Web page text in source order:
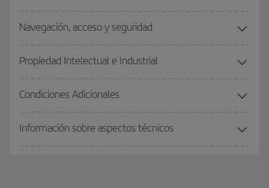
Navegación, acceso y seguridad
Propiedad Intelectual e Industrial
Condiciones Adicionales
Información sobre aspectos técnicos